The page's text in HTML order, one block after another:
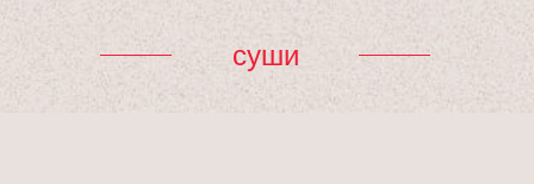
суши